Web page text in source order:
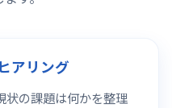
アリング
状の課題は何かを整理